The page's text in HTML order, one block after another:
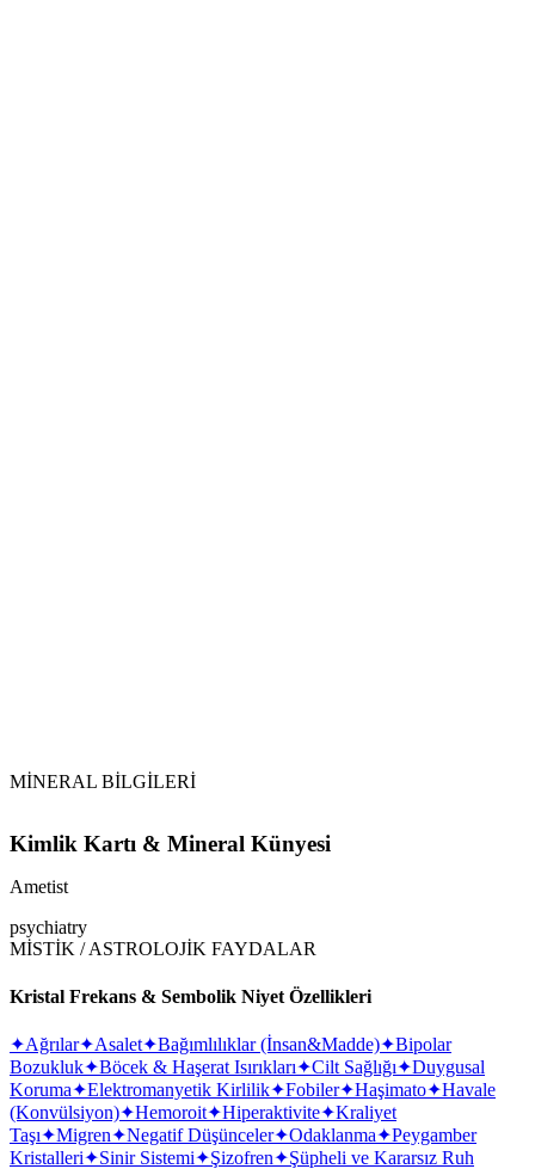
MİNERAL BİLGİLERİ
Kimlik Kartı & Mineral Künyesi
Ametist
psychiatry
MİSTİK / ASTROLOJİK FAYDALAR
Kristal Frekans & Sembolik Niyet Özellikleri
✦Ağrılar✦Asalet✦Bağımlılıklar (İnsan&Madde)✦Bipolar
Bozukluk✦Böcek & Haşerat Isırıkları✦Cilt Sağlığı✦Duygusal
Koruma✦Elektromanyetik Kirlilik✦Fobiler✦Haşimato✦Havale
(Konvülsiyon)✦Hemoroit✦Hiperaktivite✦Kraliyet
Taşı✦Migren✦Negatif Düşünceler✦Odaklanma✦Peygamber
Kristalleri✦Sinir Sistemi✦Şizofren✦Şüpheli ve Kararsız Ruh